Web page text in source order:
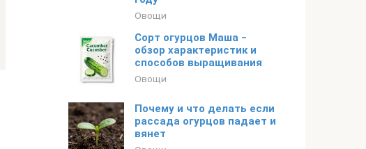
Овощи
Сорт огурцов Маша ‒
обзор характеристик и
способов выращивания
Овощи
Почему и что делать если
рассада огурцов падает и
вянет